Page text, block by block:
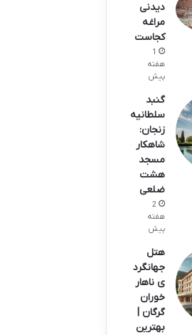
دیدنی
مراغه
کجاست
1
هفته
پیش
گنبد
سلطانیه
زنجان:
شاهکار
مسجد
هشت
ضلعی
2
هفته
پیش
هتل
جهانگرد
ی ناهار
خوران
گرگان |
بهترین